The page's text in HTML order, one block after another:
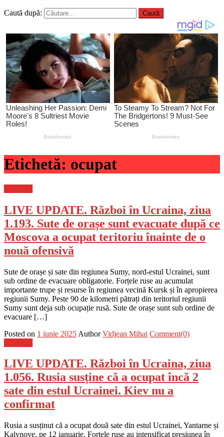
Caută după:
Etichetă: ocupat
LIVE UPDATE. Război în Ucraina, ziua
1.193. Sute de orașe sunt evacuate după ce
Moscova a ocupat teritoriu înainte de o
nouă ofensivă
Sute de orașe și sate din regiunea Sumy, nord-estul Ucrainei, sunt
sub ordine de evacuare obligatorie. Forțele ruse au acumulat
importante trupe și resurse în regiunea vecină Kursk și în apropierea
regiunii Sumy. Peste 90 de kilometri pătrați din teritoriul regiunii
Sumy sunt deja sub ocupație rusă. Sute de orașe sunt sub ordine de
evacuare […]
Posted on 1 iunie 2025 Author Vidjean Mihai Comment(0)
LIVE UPDATE. Război în Ucraina, ziua
1.056. Rusia susține că a ocupat încă 2
sate din estul Ucrainei. Kiev nu a
confirmat
Rusia a susținut că a ocupat două sate din estul Ucrainei, Yantarne și
Kalynove, pe 12 ianuarie. Forțele ruse au intensificat presiunea în